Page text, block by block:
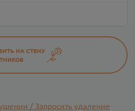
НА СТЕНУ
/ Запросить удаление